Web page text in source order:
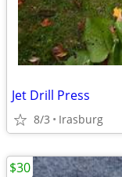
Jet Drill Press
8/3 Irasburg
$30